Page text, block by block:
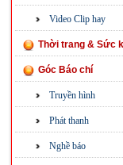
Video Clip hay
Thời trang & Sức
Góc Báo chí
Truyền hình
Phát thanh
Nghề báo